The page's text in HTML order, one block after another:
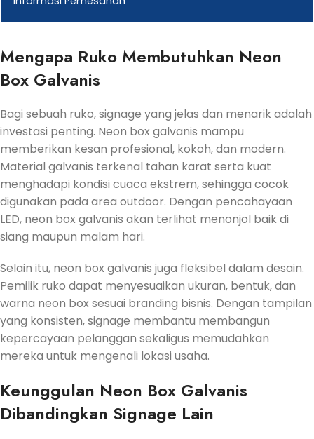
Mengapa Ruko Membutuhkan Neon
Box Galvanis
Bagi sebuah ruko, signage yang jelas dan menarik adalah
investasi penting. Neon box galvanis mampu
memberikan kesan profesional, kokoh, dan modern.
Material galvanis terkenal tahan karat serta kuat
menghadapi kondisi cuaca ekstrem, sehingga cocok
digunakan pada area outdoor. Dengan pencahayaan
LED, neon box galvanis akan terlihat menonjol baik di
siang maupun malam hari.
Selain itu, neon box galvanis juga fleksibel dalam desain.
Pemilik ruko dapat menyesuaikan ukuran, bentuk, dan
warna neon box sesuai branding bisnis. Dengan tampilan
yang konsisten, signage membantu membangun
kepercayaan pelanggan sekaligus memudahkan
mereka untuk mengenali lokasi usaha.
Keunggulan Neon Box Galvanis
Dibandingkan Signage Lain